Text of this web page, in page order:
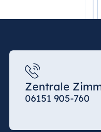
Zentrale
06151 905-760